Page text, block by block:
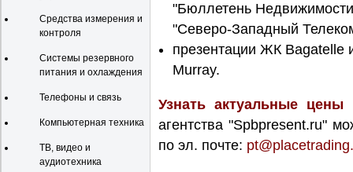
Средства измерения и
контроля
Системы резервного
питания и охлаждения
Телефоны и связь
Компьютерная техника
ТВ, видео и
аудиотехника
"Бюллетень
"Северо-Западный
презентации ЖК Bagatelle
Murray.
Узнать актуальные цены
агентства "Spbpresent.ru"
по эл. почте: